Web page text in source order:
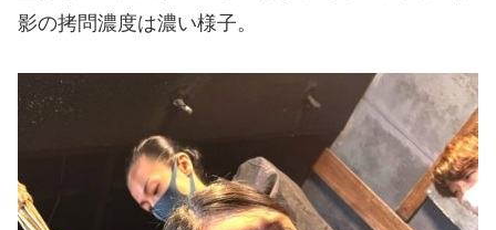
影の拷問濃度は濃い様子。